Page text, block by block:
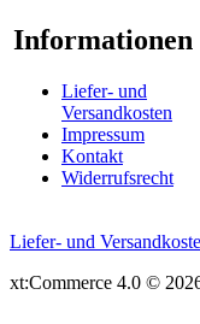
Informationen
Liefer- und
Versandkosten
Impressum
Kontakt
Widerrufsrecht
Liefer- und
xt:Commerce 4.0 ©